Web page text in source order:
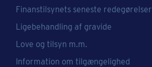
Finanstilsynets seneste redegørelser
Ligebehandling af gravide
Love og tilsyn m.m.
Information om tilgængelighed